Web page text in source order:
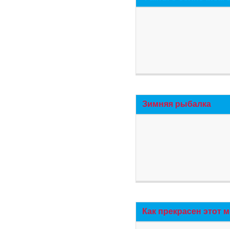
Зимняя рыбалка
Как прекрасен этот